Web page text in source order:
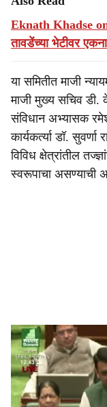
Eknath Khadse
तावडेंच्या भेटीवर
या समितीत माजी
माजी मुख्य सचिव
संविधान अभ्यासक
कार्यकर्त्या डॉ.
विविध क्षेत्रांतील
स्वरूपाचा असण्याची